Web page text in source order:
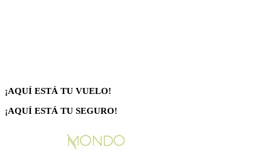
¡AQUÍ ESTÁ TU VUELO!
¡AQUÍ ESTÁ TU SEGURO!